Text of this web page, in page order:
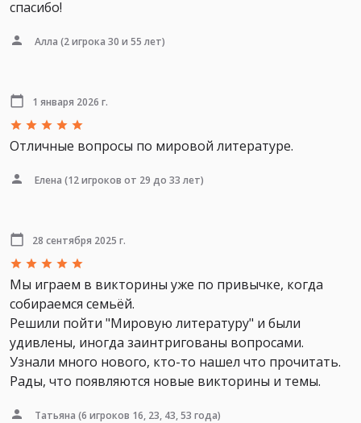
спасибо!
Алла (2 игрока 30 и 55 лет)
1 января 2026 г.
Отличные вопросы по мировой литературе.
Елена (12 игроков от 29 до 33 лет)
28 сентября 2025 г.
Мы играем в викторины уже по привычке, когда
собираемся семьёй.
Решили пойти "Мировую литературу" и были
удивлены, иногда заинтригованы вопросами.
Узнали много нового, кто-то нашел что прочитать.
Рады, что появляются новые викторины и темы.
Татьяна (6 игроков 16, 23, 43, 53 года)